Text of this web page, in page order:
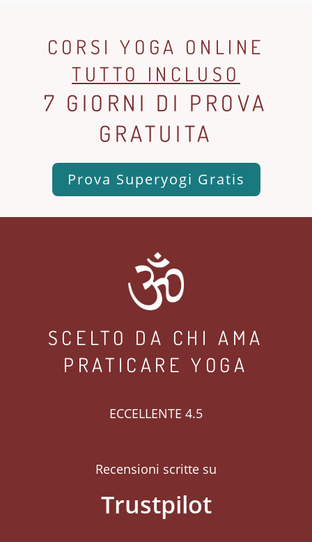
CORSI YOGA ONLINE
TUTTO INCLUSO
7 GIORNI DI PROVA
GRATUITA
Prova Superyogi Gratis
SCELTO DA CHI AMA
PRATICARE YOGA
ECCELLENTE 4.5
Recensioni scritte su